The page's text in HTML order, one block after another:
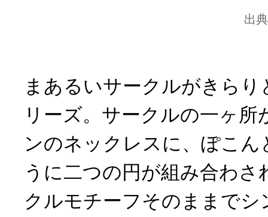
出
まあるいサークルがきらり
リーズ。サークルの一ヶ
ンのネックレスに、ぽこ
うに二つの円が組み合わさ
クルモチーフそのままで